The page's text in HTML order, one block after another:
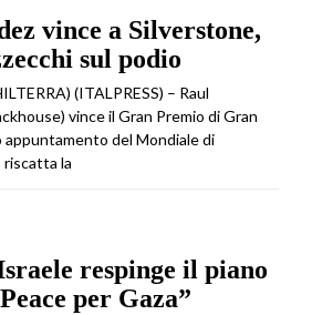
vince a Silverstone,
sul podio
(ITALPRESS) – Raul
vince il Gran Premio di Gran
appuntamento del Mondiale di
riscatta la
respinge il piano
per Gaza”